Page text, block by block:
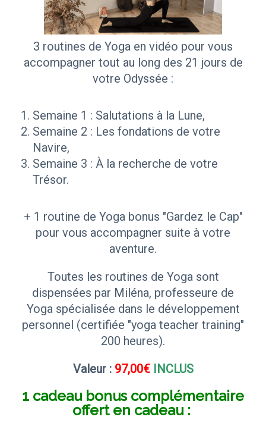
3 routines de Yoga en vidéo pour vous
accompagner tout au long des 21 jours de
votre Odyssée :
Semaine 1 : Salutations à la Lune,
Semaine 2 : Les fondations de votre
Navire,
Semaine 3 : À la recherche de votre
Trésor.
+ 1 routine de Yoga bonus "Gardez le Cap"
pour vous accompagner suite à votre
aventure.
Toutes les routines de Yoga sont
dispensées par Miléna, professeure de
Yoga spécialisée dans le développement
personnel (certifiée "yoga teacher training"
200 heures).
Valeur : 97,00€ INCLUS
1 cadeau bonus complémentaire
offert en cadeau :